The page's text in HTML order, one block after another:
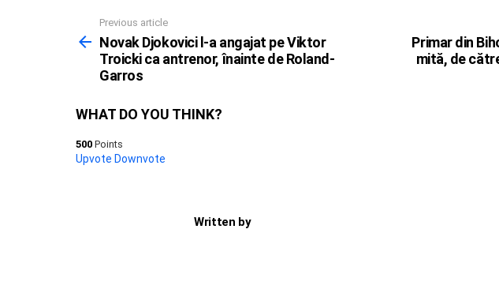
more
Previous article
Novak Djokovici l-a angajat pe Viktor
Troicki ca antrenor, înainte de Roland-
Garros
Primar din
mită, de
WHAT DO YOU THINK?
500 Points
Upvote Downvote
Written by